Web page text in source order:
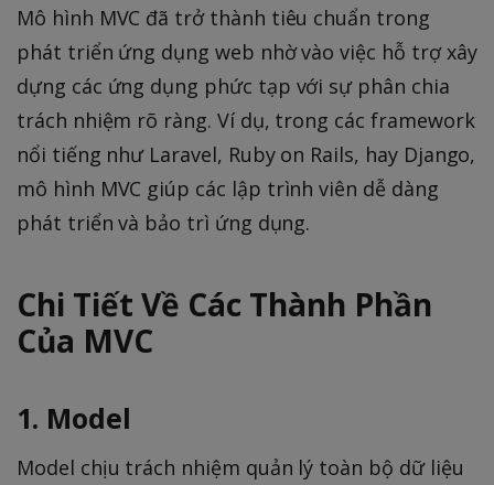
Mô hình MVC đã trở thành tiêu chuẩn trong
phát triển ứng dụng web nhờ vào việc hỗ trợ xây
dựng các ứng dụng phức tạp với sự phân chia
trách nhiệm rõ ràng. Ví dụ, trong các framework
nổi tiếng như Laravel, Ruby on Rails, hay Django,
mô hình MVC giúp các lập trình viên dễ dàng
phát triển và bảo trì ứng dụng.
Chi Tiết Về Các Thành Phần
Của MVC
1. Model
Model chịu trách nhiệm quản lý toàn bộ dữ liệu